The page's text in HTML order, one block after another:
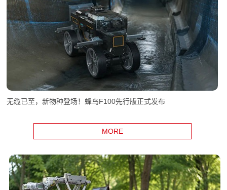
无缆已至，新物种登场！蜂鸟F100先行版正式发布
MORE